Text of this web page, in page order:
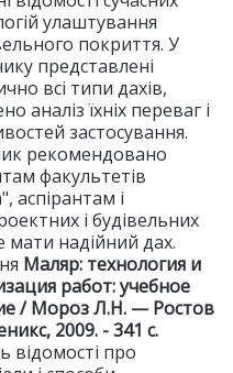
улаштування
покриття. У
представлені
всі типи дахів,
аналіз їхніх переваг і
застосування.
рекомендовано
факультетів
аспірантам і
і будівельних
мати надійний дах.
Маляр: технология и
работ: учебное
/ Мороз Л.Н. — Ростов
2009. - 341 с.
відомості про